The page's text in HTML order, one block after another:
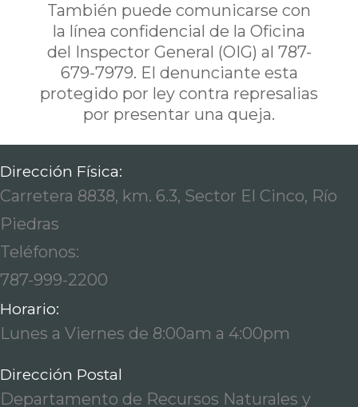
También puede comunicarse con
la línea confidencial de la Oficina
del Inspector General (OIG) al 787-
679-7979. El denunciante esta
protegido por ley contra represalias
por presentar una queja.
Dirección Física:
Carretera 8838, km. 6.3, Sector El Cinco, Río
Piedras
Teléfonos:
787-999-2200
Horario:
Lunes a Viernes de 8:00am a 4:00pm
Dirección Postal
Departamento de Recursos Naturales y